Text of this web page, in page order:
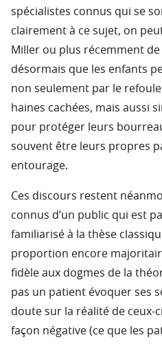
spécialistes connus qui se
clairement à ce sujet, on
Miller ou plus récemment
désormais que les enfants
non seulement par le
haines cachées, mais aussi
pour protéger leurs
souvent être leurs propres
entourage.
Ces discours restent
connus d’un public qui est
familiarisé à la thèse
proportion encore
fidèle aux dogmes de la
pas un patient évoquer ses
doute sur la réalité de ceux-
façon négative (ce que les